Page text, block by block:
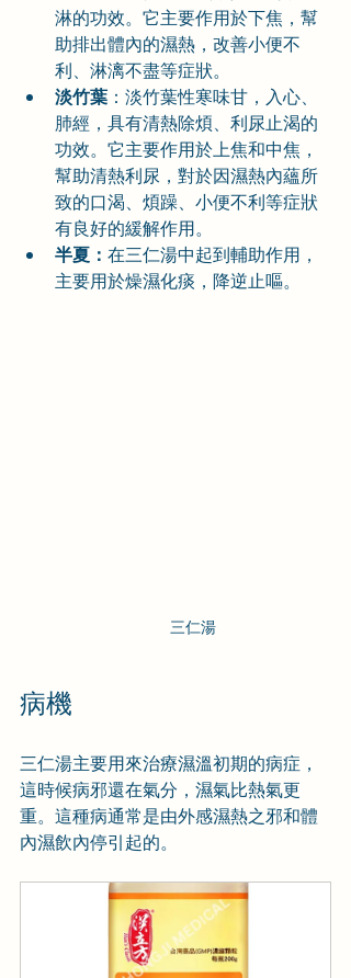
淋的功效。它主要作用於下焦，幫
助排出體內的濕熱，改善小便不
利、淋漓不盡等症狀。
淡竹葉 ：淡竹葉性寒味甘，入心、
肺經，具有清熱除煩、利尿止渴的
功效。它主要作用於上焦和中焦，
幫助清熱利尿，對於因濕熱內蘊所
致的口渴、煩躁、小便不利等症狀
有良好的緩解作用。
半夏： 在三仁湯中起到輔助作用，
主要用於燥濕化痰，降逆止嘔。
三仁湯
病機
三仁湯主要用來治療濕溫初期的病症，
這時候病邪還在氣分，濕氣比熱氣更
重。這種病通常是由外感濕熱之邪和體
內濕飲內停引起的。